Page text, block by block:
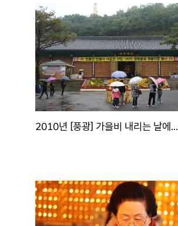
2010년 [풍광] 가을비 내리는 날에...